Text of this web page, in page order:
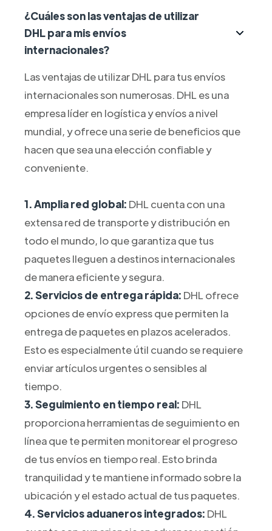
¿Cuáles son las ventajas de utilizar
DHL para mis envíos
internacionales?
Las ventajas de utilizar DHL para tus envíos
internacionales son numerosas. DHL es una
empresa líder en logística y envíos a nivel
mundial, y ofrece una serie de beneficios que
hacen que sea una elección confiable y
conveniente.
1. Amplia red global: DHL cuenta con una
extensa red de transporte y distribución en
todo el mundo, lo que garantiza que tus
paquetes lleguen a destinos internacionales
de manera eficiente y segura.
2. Servicios de entrega rápida: DHL ofrece
opciones de envío express que permiten la
entrega de paquetes en plazos acelerados.
Esto es especialmente útil cuando se requiere
enviar artículos urgentes o sensibles al
tiempo.
3. Seguimiento en tiempo real: DHL
proporciona herramientas de seguimiento en
línea que te permiten monitorear el progreso
de tus envíos en tiempo real. Esto brinda
tranquilidad y te mantiene informado sobre la
ubicación y el estado actual de tus paquetes.
4. Servicios aduaneros integrados: DHL